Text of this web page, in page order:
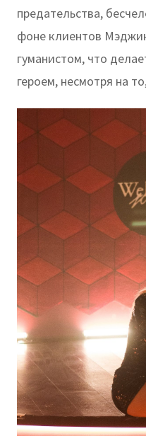
предательства,
фоне клиентов
гуманистом, что
героем, несмотря на